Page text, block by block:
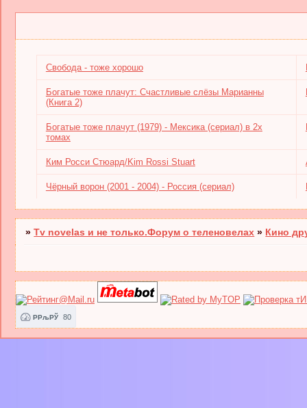
Свобода - тоже хорошо
Богатые тоже плачут: Счастливые слёзы Марианны
(Книга 2)
Богатые тоже плачут (1979) - Мексика (сериал) в 2х
томах
Ким Росси Стюард/Kim Rossi Stuart
Чёрный ворон (2001 - 2004) - Россия (сериал)
»Tv novelas и не только.Форум о теленовелах » Кино
РРљРЎ 80